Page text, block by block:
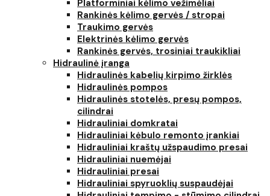
Platforminiai kėlimo vežimėliai
Rankinės kėlimo gervės / stropai
Traukimo gervės
Elektrinės kėlimo gervės
Rankinės gervės, trosiniai traukikliai
Hidraulinė įranga
Hidraulinės kabelių kirpimo žirklės
Hidraulinės pompos
Hidraulinės stotelės, presų pompos,
cilindrai
Hidrauliniai domkratai
Hidrauliniai kėbulo remonto įrankiai
Hidrauliniai kraštų užspaudimo presai
Hidrauliniai nuemėjai
Hidrauliniai presai
Hidrauliniai spyruoklių suspaudėjai